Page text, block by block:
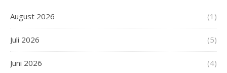
August 2026 (1)
Juli 2026 (5)
Juni 2026 (4)